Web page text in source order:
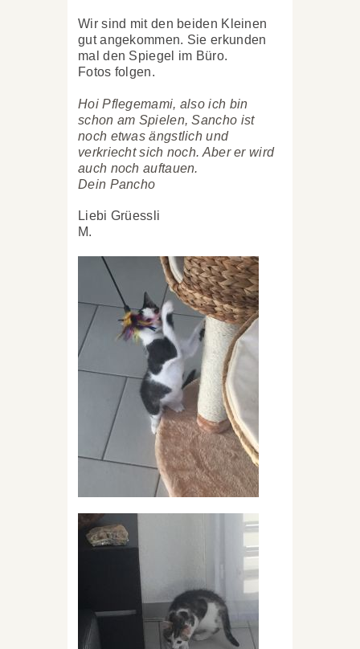
Wir sind mit den beiden Kleinen
gut angekommen. Sie erkunden
mal den Spiegel im Büro.
Fotos folgen.
Hoi Pflegemami, also ich bin
schon am Spielen, Sancho ist
noch etwas ängstlich und
verkriecht sich noch. Aber er wird
auch noch auftauen.
Dein Pancho
Liebi Grüessli
M.